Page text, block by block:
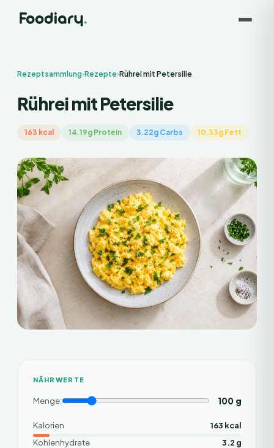
Rezeptsammlung›Rezepte›Rührei mit Petersilie
Rührei mit Petersilie
163 kcal 14.19g Protein 3.22g Carbs 10.33g Fett
NÄHRWERTE
Menge: 100g
Kalorien
163 kcal
Kohlenhydrate
3.2 g